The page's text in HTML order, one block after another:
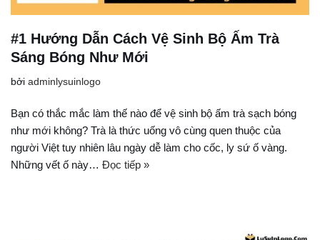
#1 Hướng Dẫn Cách Vệ Sinh Bộ Ấm Trà
Sáng Bóng Như Mới
bởi adminlysuinlogo
Bạn có thắc mắc làm thế nào để vệ sinh bộ ấm trà sạch bóng
như mới không? Trà là thức uống vô cùng quen thuộc của
người Việt tuy nhiên lâu ngày dễ làm cho cốc, ly sứ ố vàng.
Những vết ố này… Đọc tiếp »